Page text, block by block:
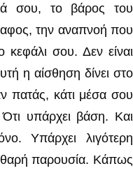
σου, το βάρος του
την αναπνοή που
κεφάλι σου. Δεν είναι
η αίσθηση δίνει στο
πατάς, κάτι μέσα σου
Ότι υπάρχει βάση. Και
Υπάρχει λιγότερη
παρουσία. Κάπως